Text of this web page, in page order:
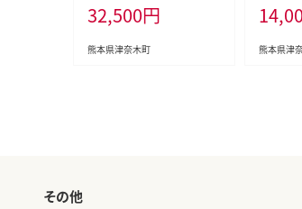
除く)》 新鮮 さばきたて 真空
パック 生食用 肉 熊本県葦
北郡津奈木町 スライス 特産
32,500円
熊本県津奈木町
熊本肥育
-7日以
除く)》
熊本県津
その他